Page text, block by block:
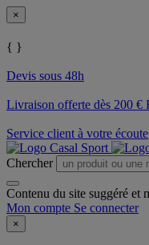
×
{ }
Devis sous 48h
Livraison offerte dès 200 €
Service client à votre écoute
Chercher
Contenu du site suggéré et
Mon compte Se connecter
×